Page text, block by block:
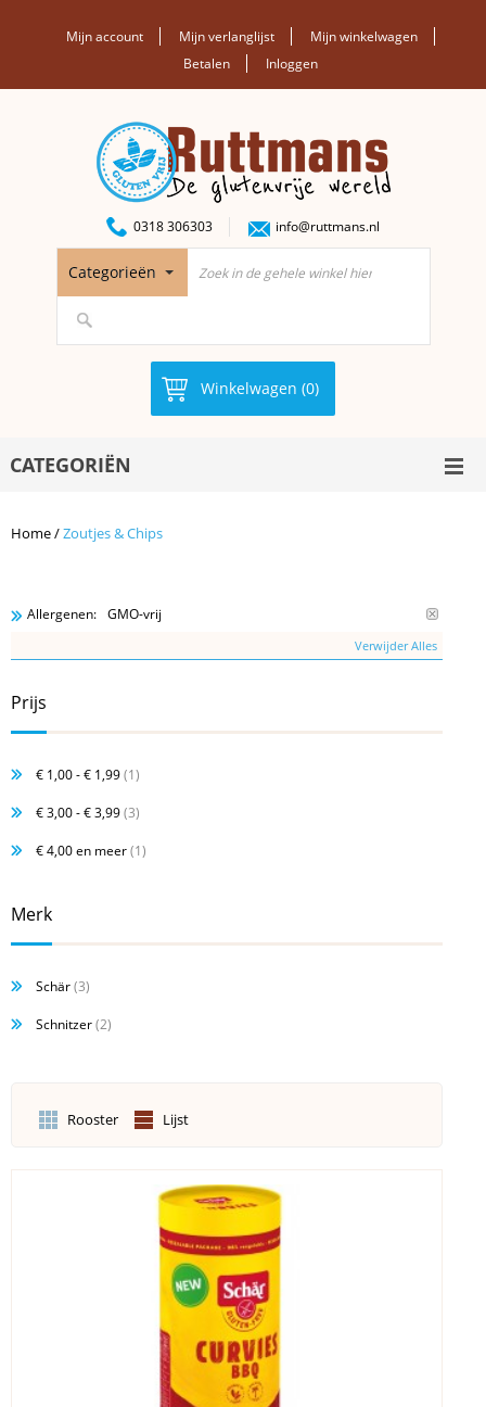
Mijn account Mijn verlanglijst
Mijn winkelwagen
Betalen
Inloggen
0318 306303 info@ruttmans.nl
Categorieën
Winkelwagen (0)
CATEGORIËN
Home/Zoutjes & Chips
Allergenen: GMO-vrij
Verwijder Alles
Prijs
€ 1,00-€ 1,99(1)
€ 3,00-€ 3,99(3)
€ 4,00en meer(1)
Merk
Schär(3)
Schnitzer(2)
Rooster Lijst